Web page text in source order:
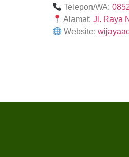
Telepon/WA:
Alamat:Jl. Raya
Website: